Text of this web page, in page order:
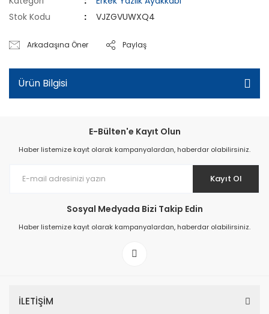
Stok Kodu
VJZGVUWXQ4
Arkadaşına Öner Paylaş
Ürün Bilgisi
E-Bülten'e Kayıt Olun
Haber listemize kayıt olarak kampanyalardan, haberdar olabilirsiniz.
Kayıt Ol
Sosyal Medyada Bizi Takip Edin
Haber listemize kayıt olarak kampanyalardan, haberdar olabilirsiniz.
İLETİŞİM